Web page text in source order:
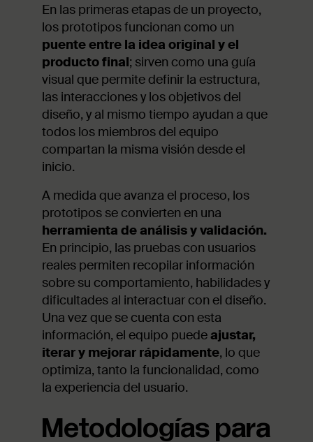
En las primeras etapas de un proyecto,
los prototipos funcionan como un
puente entre la idea original y el
producto final; sirven como una guía
visual que permite definir la estructura,
las interacciones y los objetivos del
diseño, y al mismo tiempo ayudan a que
todos los miembros del equipo
compartan la misma visión desde el
inicio.
A medida que avanza el proceso, los
prototipos se convierten en una
herramienta de análisis y validación.
En principio, las pruebas con usuarios
reales permiten recopilar información
sobre su comportamiento, habilidades y
dificultades al interactuar con el diseño.
Una vez que se cuenta con esta
información, el equipo puedeajustar,
iterar y mejorar rápidamente, lo que
optimiza, tanto la funcionalidad, como
la experiencia del usuario.
Metodologías para